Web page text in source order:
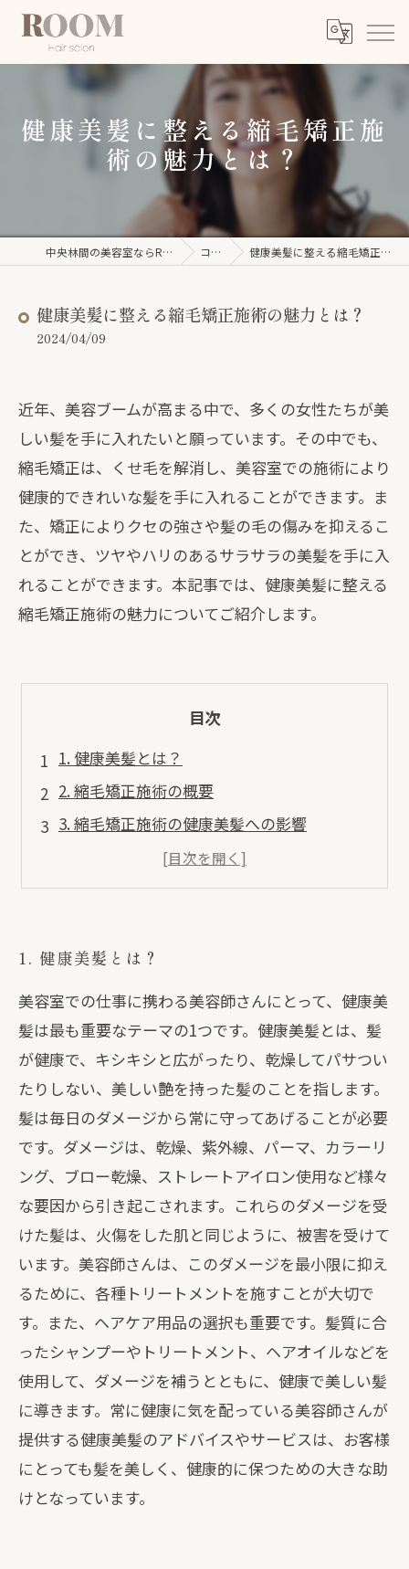
健康美髪に整える縮毛矯正施
術の魅力とは？
中央林間の美容室ならROOM【ルーム】 コラム 健康美髪に整える縮毛矯正施術の魅力とは？
健康美髪に整える縮毛矯正施術の魅力とは？
2024/04/09
近年、美容ブームが高まる中で、多くの女性たちが美
しい髪を手に入れたいと願っています。その中でも、
縮毛矯正は、くせ毛を解消し、美容室での施術により
健康的できれいな髪を手に入れることができます。ま
た、矯正によりクセの強さや髪の毛の傷みを抑えるこ
とができ、ツヤやハリのあるサラサラの美髪を手に入
れることができます。本記事では、健康美髪に整える
縮毛矯正施術の魅力についてご紹介します。
目次
1. 健康美髪とは？
2. 縮毛矯正施術の概要
3. 縮毛矯正施術の健康美髪への影響
4. 施術の際に気をつけること
5. まとめ：健康的で美しい髪を手に入れよう
1. 健康美髪とは？
美容室での仕事に携わる美容師さんにとって、健康美
髪は最も重要なテーマの1つです。健康美髪とは、髪
が健康で、キシキシと広がったり、乾燥してパサつい
たりしない、美しい艶を持った髪のことを指します。
髪は毎日のダメージから常に守ってあげることが必要
です。ダメージは、乾燥、紫外線、パーマ、カラーリ
ング、ブロー乾燥、ストレートアイロン使用など様々
な要因から引き起こされます。これらのダメージを受
けた髪は、火傷をした肌と同じように、被害を受けて
います。美容師さんは、このダメージを最小限に抑え
るために、各種トリートメントを施すことが大切で
す。また、ヘアケア用品の選択も重要です。髪質に合
ったシャンプーやトリートメント、ヘアオイルなどを
使用して、ダメージを補うとともに、健康で美しい髪
に導きます。常に健康に気を配っている美容師さんが
提供する健康美髪のアドバイスやサービスは、お客様
にとっても髪を美しく、健康的に保つための大きな助
けとなっています。